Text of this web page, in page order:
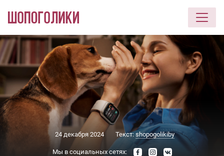
Перейти к основному содержанию
24 декабря 2024 Текст: shopogolikiby
Мы в социальных сетях: